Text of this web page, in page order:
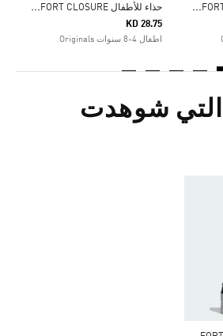
ح
ذاء للأطفال SUPERSTAR II COMFORT CLOSURE ح
ذاء للأطفال SUPERSTAR II COMFORT CLOSURE
KD 28.75
اطفال 4-8 سنوات Originals
التي شوهدت